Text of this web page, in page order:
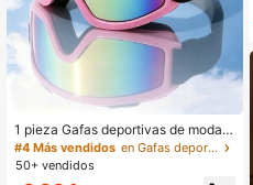
1 pieza Gafas deportivas de moda d
e gran tamaño y coloridas para exte
riores
#4 Más vendidos
en Gafas deportivas para mujer
50+ vendidos